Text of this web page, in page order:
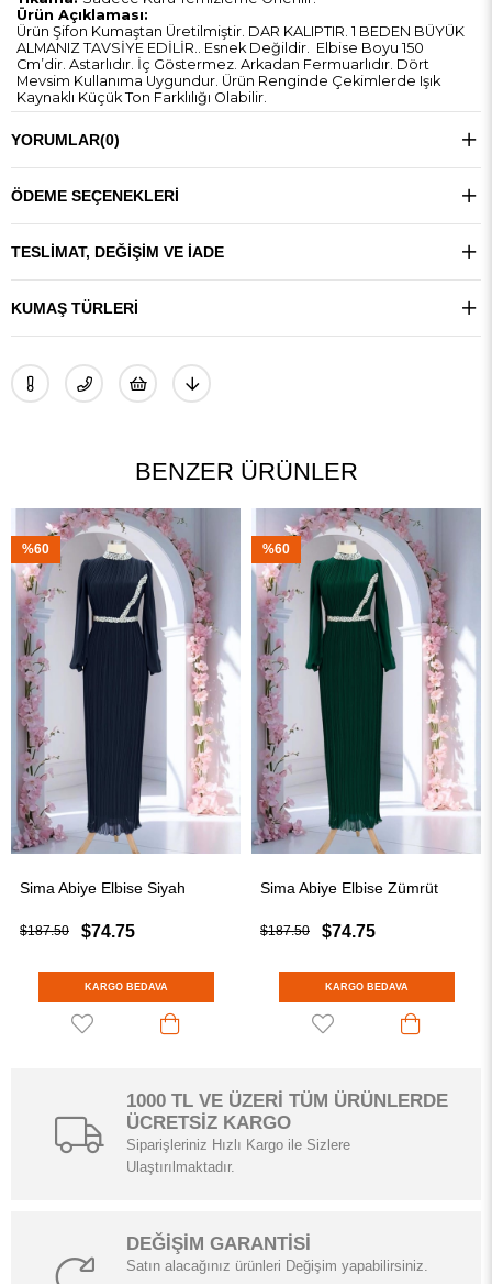
Ürün Açıklaması:
Ürün Şifon Kumaştan Üretilmiştir. DAR KALIPTIR. 1 BEDEN BÜYÜK
ALMANIZ TAVSİYE EDİLİR.. Esnek Değildir. Elbise Boyu 150
Cm’dir. Astarlıdır. İç Göstermez. Arkadan Fermuarlıdır. Dört
Mevsim Kullanıma Uygundur. Ürün Renginde Çekimlerde Işık
Kaynaklı Küçük Ton Farklılığı Olabilir.
YORUMLAR(0)
ÖDEME SEÇENEKLERI
TESLIMAT, DEĞIŞIM VE İADE
KUMAŞ TÜRLERI
BENZER ÜRÜNLER
Siyah Sima Abiye Elbise Zümrüt
%60
Sima Abiye
%60
1000 TL VE ÜZERİ TÜM ÜRÜNLERDE
ÜCRETSİZ KARGO
Siparişleriniz Hızlı Kargo ile Sizlere
Ulaştırılmaktadır.
DEĞİŞİM GARANTİSİ
Satın alacağınız ürünleri Değişim yapabilirsiniz.